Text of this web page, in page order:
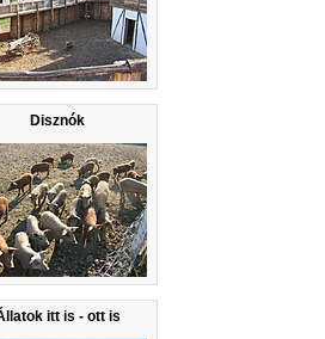
Disznók
itt is - ott is